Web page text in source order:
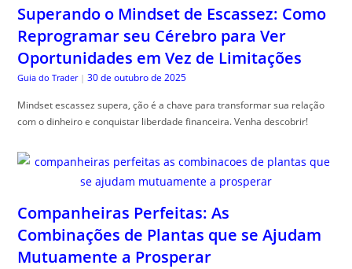
Superando o Mindset de Escassez: Como
Reprogramar seu Cérebro para Ver
Oportunidades em Vez de Limitações
Guia do Trader | 30 de outubro de 2025
Mindset escassez supera, ção é a chave para transformar sua relação
com o dinheiro e conquistar liberdade financeira. Venha descobrir!
Companheiras Perfeitas: As
Combinações de Plantas que se Ajudam
Mutuamente a Prosperar